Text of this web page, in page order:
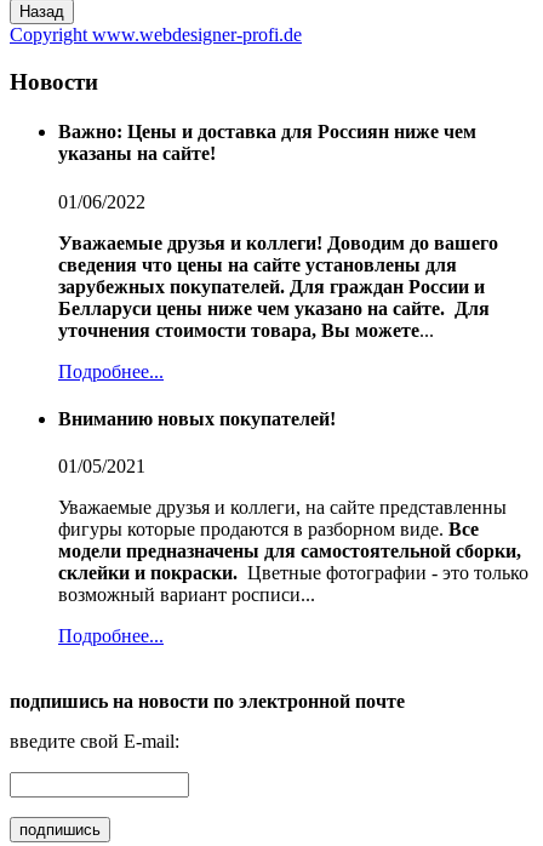
Copyright www.webdesigner-profi.de
Новости
Важно: Цены и доставка для Россиян ниже чем
указаны на сайте!
01/06/2022
Уважаемые друзья и коллеги! Доводим до вашего
сведения что цены на сайте установлены для
зарубежных покупателей. Для граждан России и
Белларуси цены ниже чем указано на сайте. Для
уточнения стоимости товара, Вы можете...
Подробнее...
Вниманию новых покупателей!
01/05/2021
Уважаемые друзья и коллеги, на сайте представленны
фигуры которые продаются в разборном виде. Все
модели предназначены для самостоятельной сборки,
склейки и покраски. Цветные фотографии - это только
возможный вариант росписи...
Подробнее...
подпишись на новости по электронной почте
введите свой E-mail: